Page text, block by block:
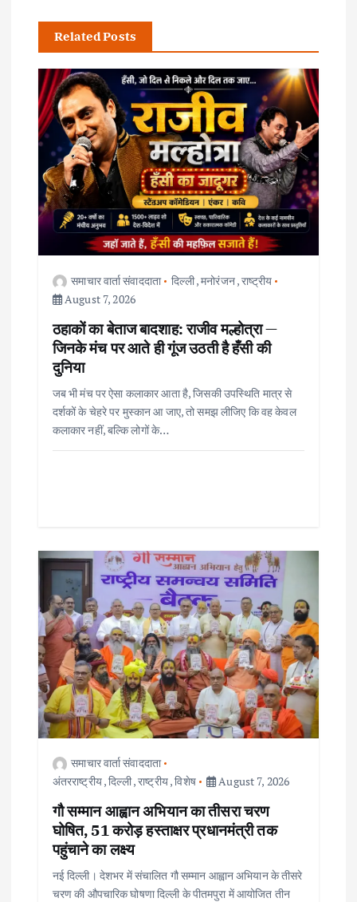
n
a
v
g
a
t
Related Posts
समाचार वार्ता संवाददाता दिल्ली,मनोरंजन,राष्ट्रीय
August 7, 2026
ठहाकों का बेताज बादशाह: राजीव मल्होत्रा —
जिनके मंच पर आते ही गूंज उठती है हँसी की
दुनिया
जब भी मंच पर ऐसा कलाकार आता है, जिसकी उपस्थिति मात्र से
दर्शकों के चेहरे पर मुस्कान आ जाए, तो समझ लीजिए कि वह केवल
कलाकार नहीं, बल्कि लोगों के…
समाचार वार्ता संवाददाता
अंतरराष्ट्रीय,दिल्ली,राष्ट्रीय,विशेष August 7, 2026
गौ सम्मान आह्वान अभियान का तीसरा चरण
घोषित, 51 करोड़ हस्ताक्षर प्रधानमंत्री तक
पहुंचाने का लक्ष्य
नई दिल्ली। देशभर में संचालित गौ सम्मान आह्वान अभियान के तीसरे
चरण की औपचारिक घोषणा दिल्ली के पीतमपुरा में आयोजित तीन